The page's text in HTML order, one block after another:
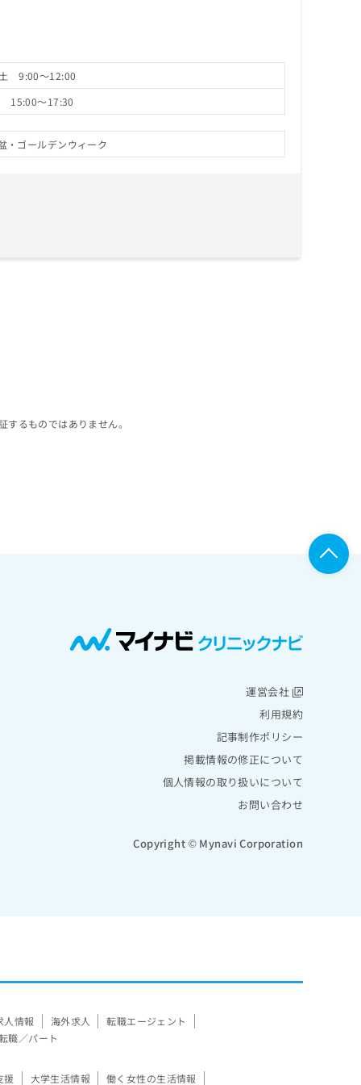
9:00～12:00
15:00～17:30
・ゴールデンウィーク
るものではありません。
運営会社
利用規約
記事制作ポリシー
掲載情報の修正について
個人情報の取り扱いについて
お問い合わせ
Copyright © Mynavi Corporation
人情報 海外求人
転職エージェント
職／パート
援 大学生活情報 働く女性の生活情報